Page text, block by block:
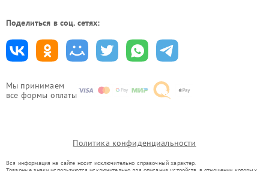
Мы принимаем
все формы оплаты
Поделиться в соц. сетях:
Политика конфиденциальности
Вся информация на сайте носит исключительно справочный характер.